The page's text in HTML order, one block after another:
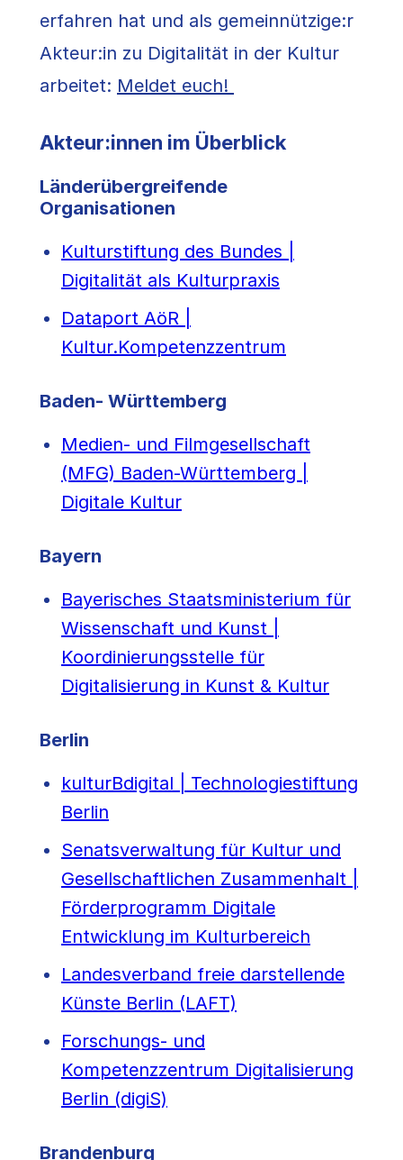
erfahren hat und als gemeinnützige:r
Akteur:in zu Digitalität in der Kultur
arbeitet: Meldet euch!
Akteur:innen im Überblick
Länderübergreifende
Organisationen
Kulturstiftung des Bundes |
Digitalität als Kulturpraxis
Dataport AöR |
Kultur.Kompetenzzentrum
Baden- Württemberg
Medien- und Filmgesellschaft
(MFG) Baden-Württemberg |
Digitale Kultur
Bayern
Bayerisches Staatsministerium für
Wissenschaft und Kunst |
Koordinierungsstelle für
Digitalisierung in Kunst & Kultur
Berlin
kulturBdigital | Technologiestiftung
Berlin
Senatsverwaltung für Kultur und
Gesellschaftlichen Zusammenhalt |
Förderprogramm Digitale
Entwicklung im Kulturbereich
Landesverband freie darstellende
Künste Berlin (LAFT)
Forschungs- und
Kompetenzzentrum Digitalisierung
Berlin (digiS)
Brandenburg